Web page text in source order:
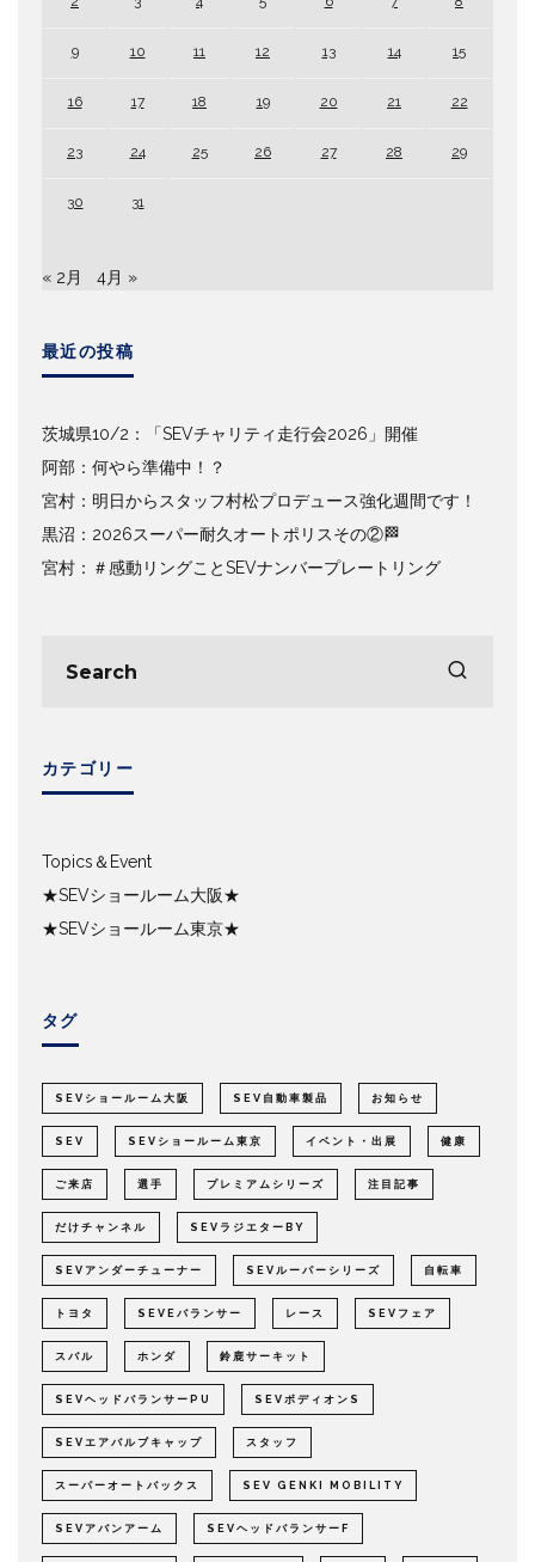
9 10 11 12 13 14 15
16 17 18 19 20 21 22
23 24 25 26 27 28 29
30 31
« 2月 4月 »
最近の投稿
茨城県10/2：「SEVチャリティ走行会2026」開催
阿部：何やら準備中！？
宮村：明日からスタッフ村松プロデュース強化週間です！
黒沼：2026スーパー耐久オートポリスその②🏁
宮村：＃感動リングことSEVナンバープレートリング
カテゴリー
Topics＆Event
★SEVショールーム大阪★
★SEVショールーム東京★
タグ
SEVショールーム大阪 SEV自動車製品 お知らせ
SEV SEVショールーム東京 イベント・出展 健康
ご来店 選手 プレミアムシリーズ 注目記事
だけチャンネル SEVラジエターBY
SEVアンダーチューナー SEVルーパーシリーズ 自転車
トヨタ SEVEバランサー レース SEVフェア
スバル ホンダ 鈴鹿サーキット
SEVヘッドバランサーPU SEVボディオンS
SEVエアバルブキャップ スタッフ
スーパーオートバックス SEV GENKI MOBILITY
SEVアバンアーム SEVヘッドバランサーF